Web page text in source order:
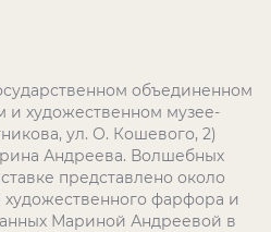
объединенном
и художественном музее-
ул. О. Кошевого, 2)
Андреева. Волшебных
представлено около
фарфора и
Мариной Андреевой в